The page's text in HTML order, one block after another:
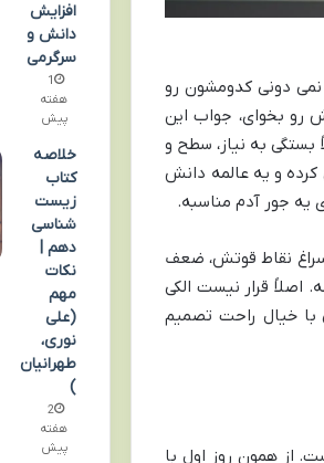
دونی کدومشون رو
رو بخوای، جواب این
بستگی به نیاز، سطح و
و یه عالمه دانش
یه جور آدم مناسبه.
سراغ نقاط قوتش، ضعف
اصلاً قرار نیست الکی
خیال راحت تصمیم
از همون روز اول با
افزایش
دانش و
سرگرمی
1
هفته
پیش
خلاصه
کتاب
زیست
شناسی
دهم |
نکات
مهم
(علی
نوری،
طهرانیان
)
2
هفته
پیش